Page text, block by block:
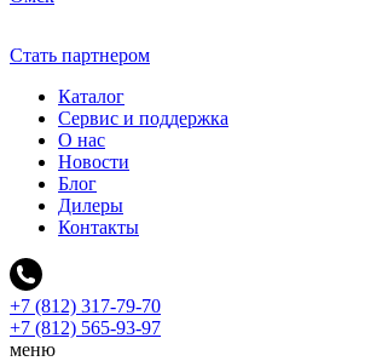
Стать партнером
Каталог
Сервис и поддержка
О нас
Новости
Блог
Дилеры
Контакты
+7 (812) 317-79-70
+7 (812) 565-93-97
меню